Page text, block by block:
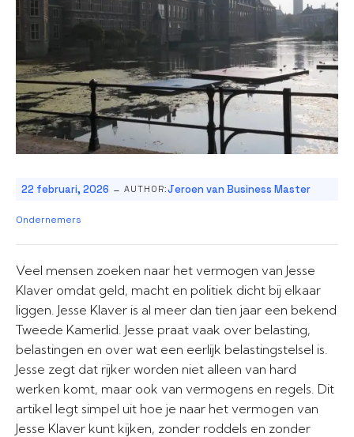
22 februari, 2026 - AUTHOR:Jeroen van Business Master
Ondernemers
Veel mensen zoeken naar het vermogen van Jesse
Klaver omdat geld, macht en politiek dicht bij elkaar
liggen. Jesse Klaver is al meer dan tien jaar een bekend
Tweede Kamerlid. Jesse praat vaak over belasting,
belastingen en over wat een eerlijk belastingstelsel is.
Jesse zegt dat rijker worden niet alleen van hard
werken komt, maar ook van vermogens en regels. Dit
artikel legt simpel uit hoe je naar het vermogen van
Jesse Klaver kunt kijken, zonder roddels en zonder